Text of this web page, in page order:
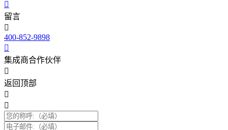
留言
400-852-9898
集成商合作伙伴
返回顶部